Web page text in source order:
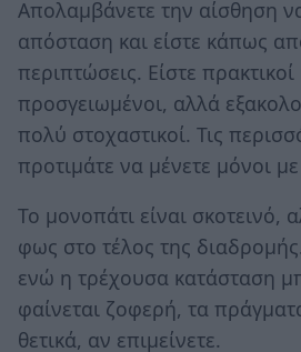
Απολαμβάνετε την αίσθηση
απόσταση και είστε κάπως
περιπτώσεις. Είστε πρακτικοί
προσγειωμένοι, αλλά
πολύ στοχαστικοί. Τις
προτιμάτε να μένετε μόνοι
Το μονοπάτι είναι σκοτεινό,
φως στο τέλος της
ενώ η τρέχουσα κατάσταση
φαίνεται ζοφερή, τα
θετικά, αν επιμείνετε.